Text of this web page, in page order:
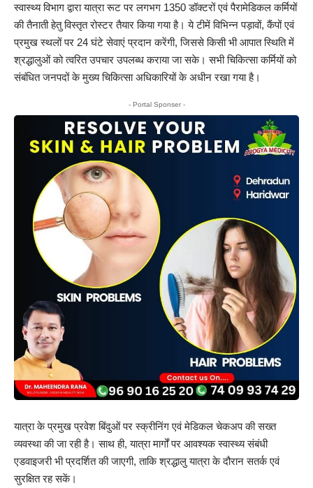
स्वास्थ्य विभाग द्वारा यात्रा रूट पर लगभग 1350 डॉक्टरों एवं पैरामेडिकल कर्मियों
की तैनाती हेतु विस्तृत रोस्टर तैयार किया गया है। ये टीमें विभिन्न पड़ावों, कैंपों एवं
प्रमुख स्थलों पर 24 घंटे सेवाएं प्रदान करेंगी, जिससे किसी भी आपात स्थिति में
श्रद्धालुओं को त्वरित उपचार उपलब्ध कराया जा सके। सभी चिकित्सा कर्मियों को
संबंधित जनपदों के मुख्य चिकित्सा अधिकारियों के अधीन रखा गया है।
- Portal Sponser -
यात्रा के प्रमुख प्रवेश बिंदुओं पर स्क्रीनिंग एवं मेडिकल चेकअप की सख्त
व्यवस्था की जा रही है। साथ ही, यात्रा मार्गों पर आवश्यक स्वास्थ्य संबंधी
एडवाइजरी भी प्रदर्शित की जाएगी, ताकि श्रद्धालु यात्रा के दौरान सतर्क एवं
सुरक्षित रह सकें।